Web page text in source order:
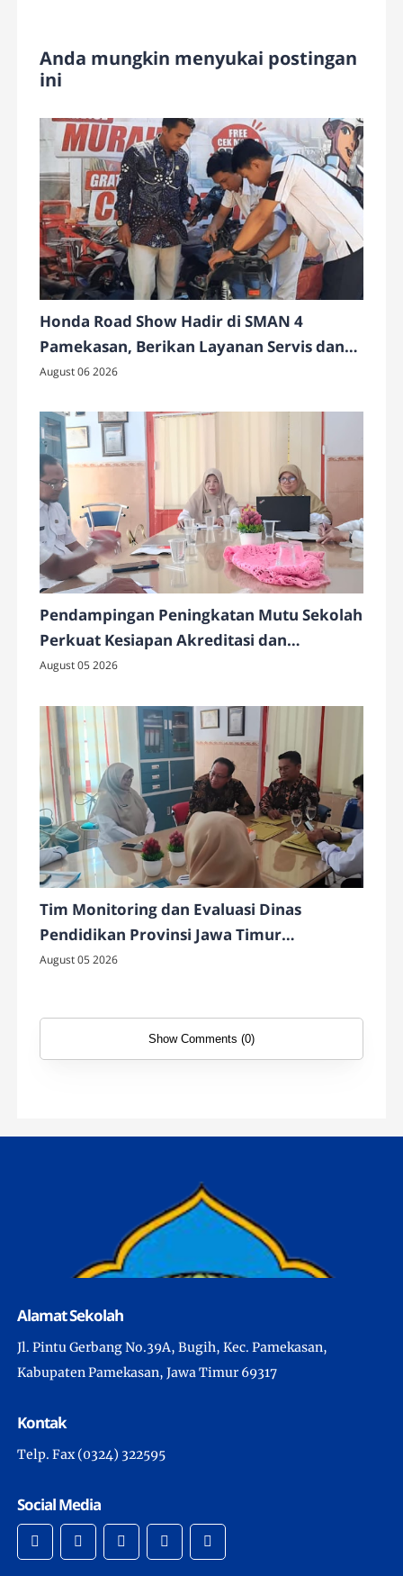
Anda mungkin menyukai postingan
ini
Honda Road Show Hadir di SMAN 4
Pamekasan, Berikan Layanan Servis dan
Cek Motor Gratis
August 06 2026
Pendampingan Peningkatan Mutu Sekolah
Perkuat Kesiapan Akreditasi dan
Implementasi Program Strategis di SMAN
August 05 2026
Tim Monitoring dan Evaluasi Dinas
Pendidikan Provinsi Jawa Timur
Laksanakan Monev SPMB di SMAN 4
August 05 2026
Show Comments (0)
Alamat Sekolah
Jl. Pintu Gerbang No.39A, Bugih, Kec. Pamekasan,
Kabupaten Pamekasan, Jawa Timur 69317
Kontak
Telp. Fax (0324) 322595
Social Media